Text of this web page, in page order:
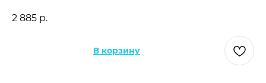
2 885 р.
В корзину